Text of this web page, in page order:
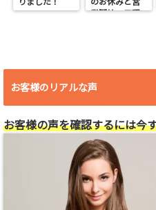
業開始の日程
お客様のリアルな声
お客様の声を確認するには今